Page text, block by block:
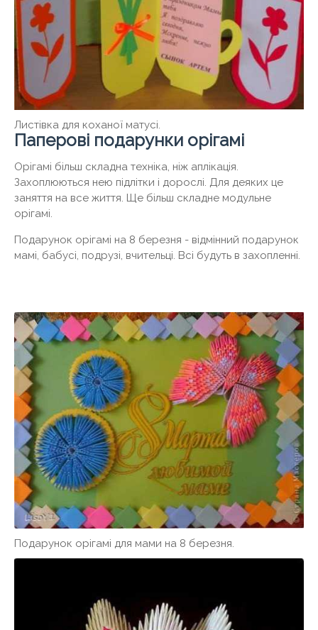
Листівка для коханої матусі.
Паперові подарунки орігамі
Орігамі більш складна техніка, ніж аплікація.
Захоплюються нею підлітки і дорослі. Для деяких це
заняття на все життя. Ще більш складне модульне
орігамі.
Подарунок орігамі на 8 березня - відмінний подарунок
мамі, бабусі, подрузі, вчительці. Всі будуть в захопленні.
Подарунок орігамі для мами на 8 березня.